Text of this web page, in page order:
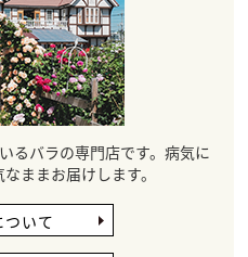
るバラの専門店です。病気に
ままお届けします。
ついて